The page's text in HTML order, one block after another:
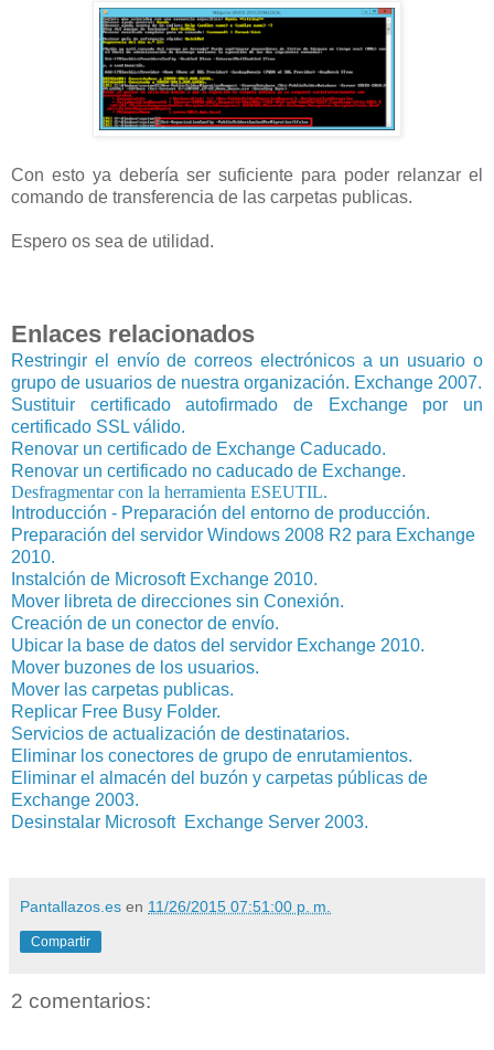
Con esto ya debería ser suficiente para poder relanzar el
comando de transferencia de las carpetas publicas.
Espero os sea de utilidad.
Enlaces relacionados
Restringir el envío de correos electrónicos a un usuario o
grupo de usuarios de nuestra organización. Exchange 2007.
Sustituir certificado autofirmado de Exchange por un
certificado SSL válido.
Renovar un certificado de Exchange Caducado.
Renovar un certificado no caducado de Exchange.
Desfragmentar con la herramienta ESEUTIL.
Introducción - Preparación del entorno de producción.
Preparación del servidor Windows 2008 R2 para Exchange
2010.
Instalción de Microsoft Exchange 2010.
Mover libreta de direcciones sin Conexión.
Creación de un conector de envío.
Ubicar la base de datos del servidor Exchange 2010.
Mover buzones de los usuarios.
Mover las carpetas publicas.
Replicar Free Busy Folder.
Servicios de actualización de destinatarios.
Eliminar los conectores de grupo de enrutamientos.
Eliminar el almacén del buzón y carpetas públicas de
Exchange 2003.
Desinstalar Microsoft Exchange Server 2003.
Pantallazos.es en 11/26/2015 07:51:00 p. m.
Compartir
2 comentarios: